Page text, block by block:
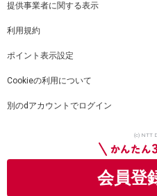
会員登
提供事業者に関する表示
利用規約
ポイント表示設定
Cookieの利用について
別のdアカウントでログイン
(c) NTT